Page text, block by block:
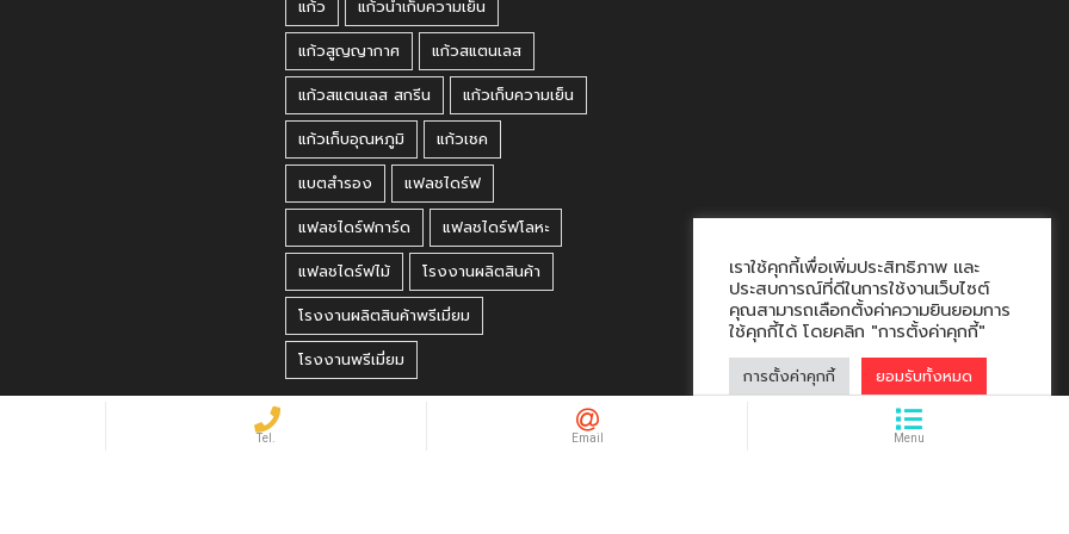
แก้ว
แก้วน้ำเก็บความเย็น
แก้วสูญญากาศ
แก้วสแตนเลส
แก้วสแตนเลส สกรีน
แก้วเก็บความเย็น
แก้วเก็บอุณหภูมิ
แก้วเชค
แบตสำรอง
แฟลชไดร์ฟ
แฟลชไดร์ฟการ์ด
แฟลชไดร์ฟโลหะ
แฟลชไดร์ฟไม้
โรงงานผลิตสินค้า
โรงงานผลิตสินค้าพรีเมี่ยม
โรงงานพรีเมี่ยม
เราใช้คุกกี้เพื่อเพิ่มประสิทธิภาพ และ
ประสบการณ์ที่ดีในการใช้งานเว็บไซต์
คุณสามารถเลือกตั้งค่าความยินยอมการ
ใช้คุกกี้ได้ โดยคลิก "การตั้งค่าคุกกี้"
การตั้งค่าคุกกี้ ยอมรับทั้งหมด